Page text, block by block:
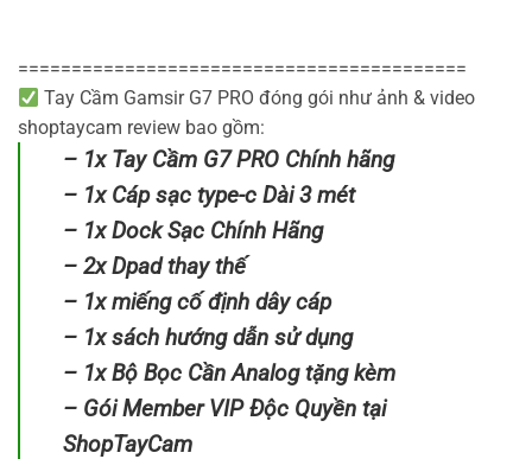
==========================================
Tay Cầm Gamsir G7 PRO đóng gói như ảnh & video
shoptaycam review bao gồm:
– 1x Tay Cầm G7 PRO Chính hãng
– 1x Cáp sạc type-c Dài 3 mét
– 1x Dock Sạc Chính Hãng
– 2x Dpad thay thế
– 1x miếng cố định dây cáp
– 1x sách hướng dẫn sử dụng
– 1x Bộ Bọc Cần Analog tặng kèm
– Gói Member VIP Độc Quyền tại
ShopTayCam